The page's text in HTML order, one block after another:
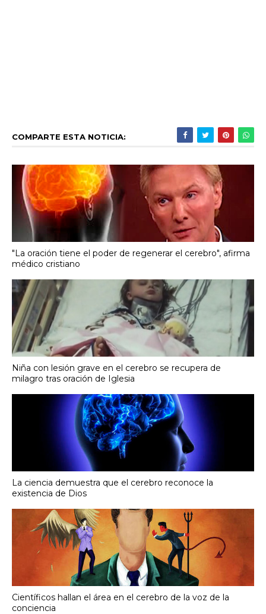
COMPARTE ESTA NOTICIA:
"La oración tiene el poder de regenerar el cerebro", afirma
médico cristiano
Niña con lesión grave en el cerebro se recupera de
milagro tras oración de Iglesia
La ciencia demuestra que el cerebro reconoce la
existencia de Dios
Científicos hallan el área en el cerebro de la voz de la
conciencia